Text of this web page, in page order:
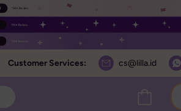
Customer Services: cs@lilla.id